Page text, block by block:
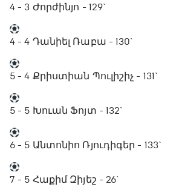
4 - 3 Ժորժինյո - 129`
4 - 4 Դանիել Ռաբա - 130`
5 - 4 Քրիստիան Պուլիշիչ - 131`
5 - 5 Խուան Ֆոյտ - 132`
6 - 5 Անտոնիո Ռյուդիգեր - 133`
7 - 5 Հաքիմ Զիյեշ - 26`